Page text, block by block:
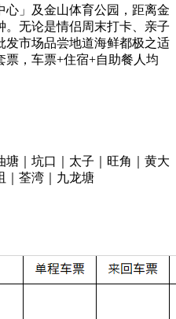
」及金山体育公园，距离金
。无论是情侣周末打卡、亲子
发市场品尝地道海鲜都极之适
，车票+住宿+自助餐人均
塘｜坑口｜太子｜旺角｜黄大
｜荃湾｜九龙塘